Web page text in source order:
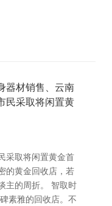
器材销售、云南
民采取将闲置黄
采取将闲置黄金首
的黄金回收店，若
主的周折。 智取时
素雅的回收店。不